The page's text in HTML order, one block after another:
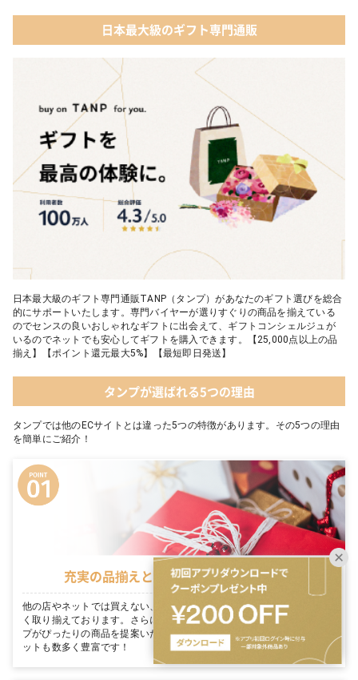
日本最大級のギフト専門通販
日本最大級のギフト専門通販TANP（タンプ）があなたのギフト選びを総合
的にサポートいたします。専門バイヤーが選りすぐりの商品を揃えている
のでセンスの良いおしゃれなギフトに出会えて、ギフトコンシェルジュが
いるのでネットでも安心してギフトを購入できます。【25,000点以上の品
揃え】【ポイント還元最大5%】【最短即日発送】
タンプが選ばれる5つの理由
タンプでは他のECサイトとは違った5つの特徴があります。その5つの理由
を簡単にご紹介！
充実の品揃えとタンプ限定セットが豊富
他の店やネットでは買えない、各メーカーがこだわり抜いた商品を数多
く取り揃えております。さらに、お客様のギフトシーンに合わせてタン
プがぴったりの商品を提案いたします。シーン毎に適切なタンプ限定セ
ットも数多く豊富です！